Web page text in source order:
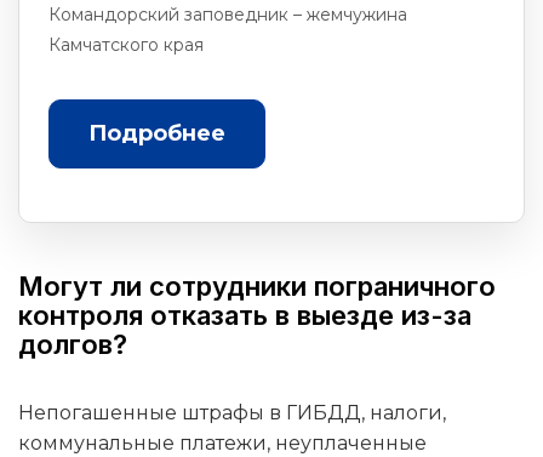
Командорский заповедник – жемчужина
Камчатского края
Подробнее
Могут ли сотрудники пограничного
контроля отказать в выезде из-за
долгов?
Непогашенные штрафы в ГИБДД, налоги,
коммунальные платежи, неуплаченные